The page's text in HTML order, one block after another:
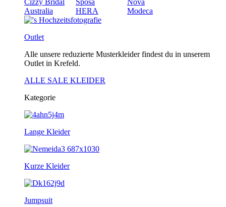
Cizzy Bridal
Australia
Sposa
HERA
Nova
Modeca
Outlet
Alle unsere reduzierte Musterkleider findest du in unserem
Outlet in Krefeld.
ALLE SALE KLEIDER
Kategorie
Lange Kleider
Kurze Kleider
Jumpsuit